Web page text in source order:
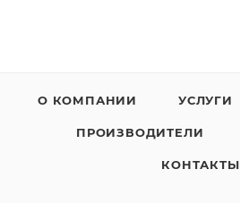
О КОМПАНИИ УСЛУГИ
ПРОИЗВОДИТЕЛИ
КОНТАКТЫ